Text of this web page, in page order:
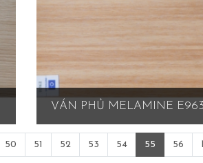
VÁN PHỦ MELAMINE
50 51 52 53 54 55 56